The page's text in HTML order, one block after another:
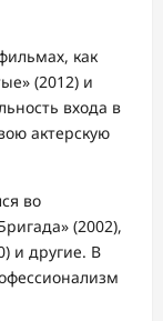
как
(2012) и
входа в
актерскую
во
(2002),
и другие. В